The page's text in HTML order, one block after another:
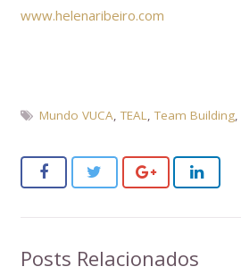
www.helenaribeiro.com
Mundo VUCA,TEAL,Team Building,
Posts Relacionados